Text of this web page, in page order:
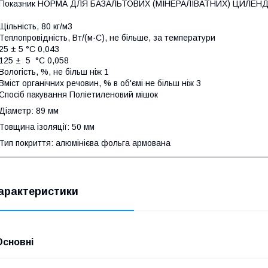
НОРМА ДЛЯ БАЗАЛЬТОВИХ (МІНЕРАЛІВАТНИХ)
80 кг/м3
Вт/(м·С), не більше, за температури
± 5 °С 0,043
± 5 °С 0,058
%, не більш ніж 1
органічних речовин, % в об'ємі не більш ніж 3
пакування Поліетиленовий мішок
89 мм
ізоляції: 50 мм
покриття: алюмінієва фольга армована